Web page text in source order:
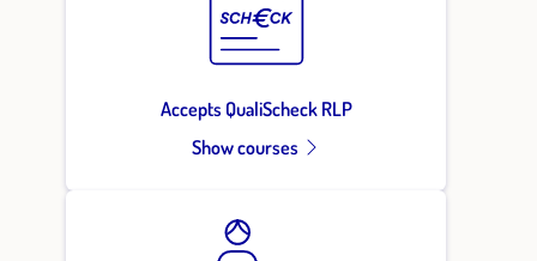
Accepts QualiScheck RLP
Show courses